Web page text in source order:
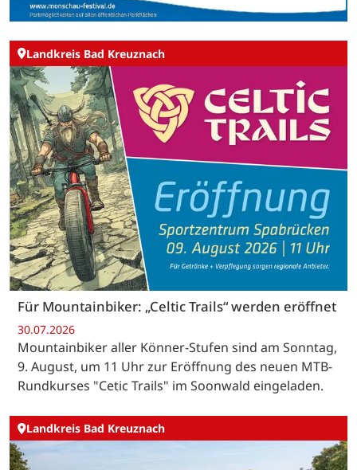
Landkreis Bad Kreuznach
Für Mountainbiker: „Celtic Trails“ werden eröffnet
30.07.2026
Mountainbiker aller Könner-Stufen sind am Sonntag,
9. August, um 11 Uhr zur Eröffnung des neuen MTB-
Rundkurses "Cetic Trails" im Soonwald eingeladen.
Landkreis Bad Kreuznach